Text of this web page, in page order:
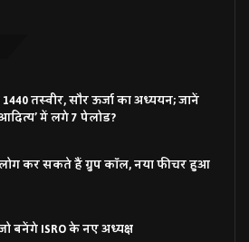
तस्वीर, सौर ऊर्जा का अध्ययन; जानें
में लगे 7 पेलोड?
कर सकते हैं ग्रुप कॉल, नया फीचर हुआ
बनेंगे ISRO के नए अध्यक्ष